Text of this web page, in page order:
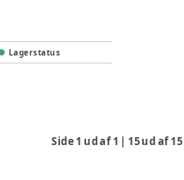
Lagerstatus
Side 1 ud af1 | 15ud af15